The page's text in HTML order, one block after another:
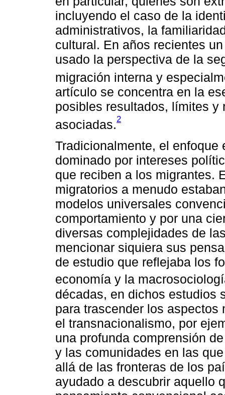
incluyendo el caso de la
administrativos, la
cultural. En años recientes
usado la perspectiva de la
migración interna y
artículo se concentra en la
posibles resultados, límites y
asociadas.2
Tradicionalmente, el
dominado por intereses
que reciben a los migrantes.
migratorios a menudo
modelos universales
comportamiento y por una
diversas complejidades de
mencionar siquiera sus
de estudio que reflejaba los
economía y la
décadas, en dichos estudios
para trascender los
el transnacionalismo, por
una profunda comprensión
y las comunidades en las
allá de las fronteras de los
ayudado a descubrir aquello